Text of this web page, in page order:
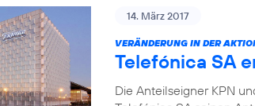
14. März 2017
VERÄNDERUNG IN DER
Telefónica SA
Die Anteilseigner KPN